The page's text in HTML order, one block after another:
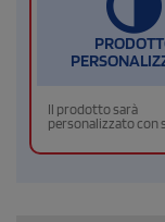
Il prodotto sarà
personalizzato con